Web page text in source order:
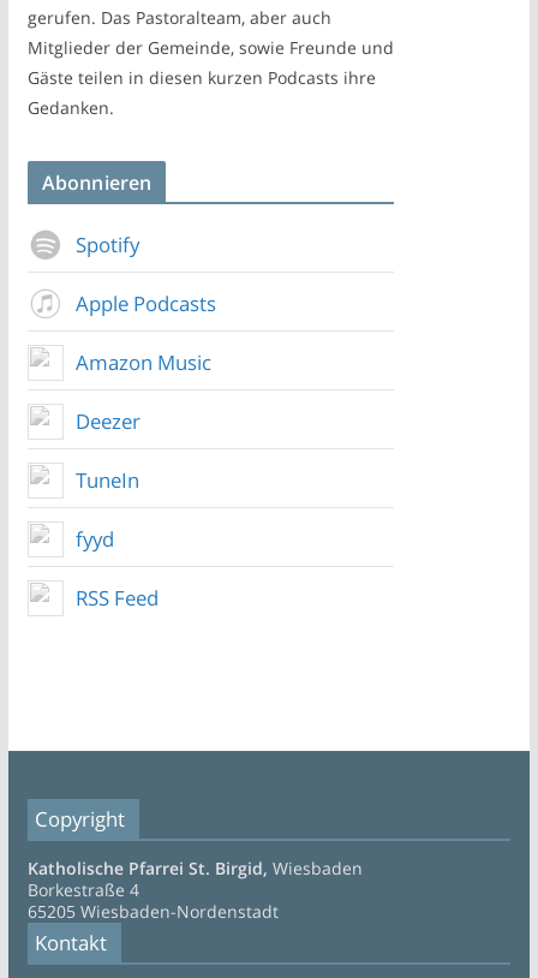
gerufen. Das Pastoralteam, aber auch
Mitglieder der Gemeinde, sowie Freunde und
Gäste teilen in diesen kurzen Podcasts ihre
Gedanken.
Abonnieren
Spotify
Apple Podcasts
Amazon Music
Deezer
TuneIn
fyyd
RSS Feed
Copyright
Katholische Pfarrei St. Birgid, Wiesbaden
Borkestraße 4
65205 Wiesbaden-Nordenstadt
Kontakt